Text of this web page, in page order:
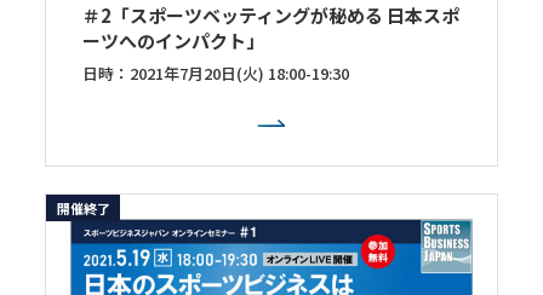
＃2「スポーツベッティングが秘める 日本スポ
ーツへのインパクト」
日時：2021年7月20日(火) 18:00-19:30
開催終了